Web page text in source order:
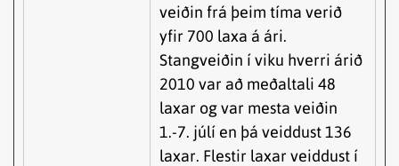
veiðin frá þeim tíma verið
yfir 700 laxa á ári.
Stangveiðin í viku hverri árið
2010 var að meðaltali 48
laxar og var mesta veiðin
1.-7. júlí en þá veiddust 136
laxar. Flestir laxar veiddust í